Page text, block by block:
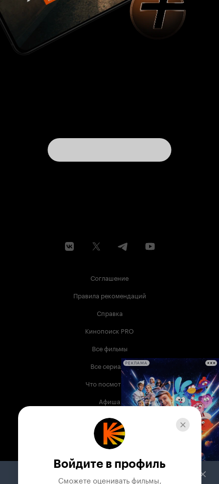
Соглашение
Правила рекомендаций
Справка
Кинопоиск PRO
Все фильмы
Все сериалы
Что посмотреть
Афиша
Музыка
Телепрограмма
Служба поддержки
РЕКЛАМА
Войдите в профиль
Сможете оценивать фильмы,